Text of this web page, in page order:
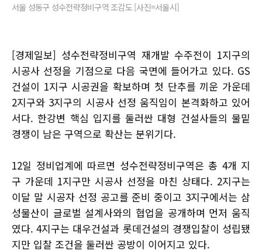
서울 성동구 성수전략정비구역 조감도 [사진=서울시]
[경제일보] 성수전략정비구역 재개발 수주전이 1지구의
시공사 선정을 기점으로 다음 국면에 들어가고 있다. GS
건설이 1지구 시공권을 확보하며 첫 단추를 끼운 가운데
2지구와 3지구의 시공사 선정 움직임이 본격화하고 있어
서다. 한강변 핵심 입지를 둘러싼 대형 건설사들의 물밑
경쟁이 남은 구역으로 확산는 분위기다.
12일 정비업계에 따르면 성수전략정비구역은 총 4개 지
구 가운데 1지구만 시공사 선정을 마친 상태다. 2지구는
이달 말 시공자 선정 공고를 준비 중이고 3지구에서는 삼
성물산이 글로벌 설계사와의 협업을 공개하며 먼저 움직
였다. 4지구는 대우건설과 롯데건설의 경쟁입찰이 성립됐
지만 입찰 조건을 둘러싼 공방이 이어지고 있다.